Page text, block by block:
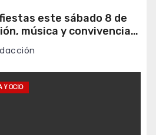
este sábado 8 de
música y convivencia
Y OCIO